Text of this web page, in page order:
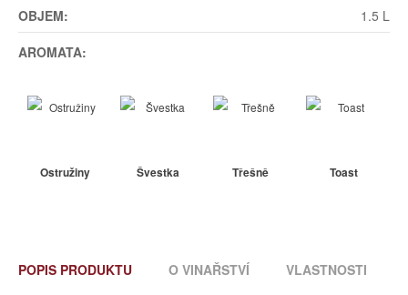
OBJEM:
1.5 L
AROMATA:
Ostružiny Švestka Třešně Toast
POPIS PRODUKTU O VINAŘSTVÍ VLASTNOSTI